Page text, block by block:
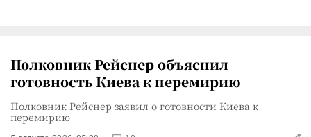
Полковник Рейснер объяснил
готовность Киева к перемирию
Полковник Рейснер заявил о готовности Киева к
перемирию